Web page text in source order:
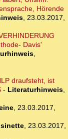
Hörende
, 23.03.2017,
Davis'
,
draufsteht, ist
- Literaturhinweis,
, 23.03.2017,
, 23.03.2017,